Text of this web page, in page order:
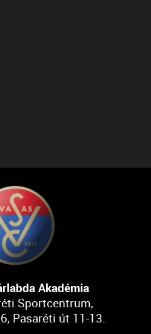
Akadémia
Sportcentrum,
Pasaréti út 11-13.